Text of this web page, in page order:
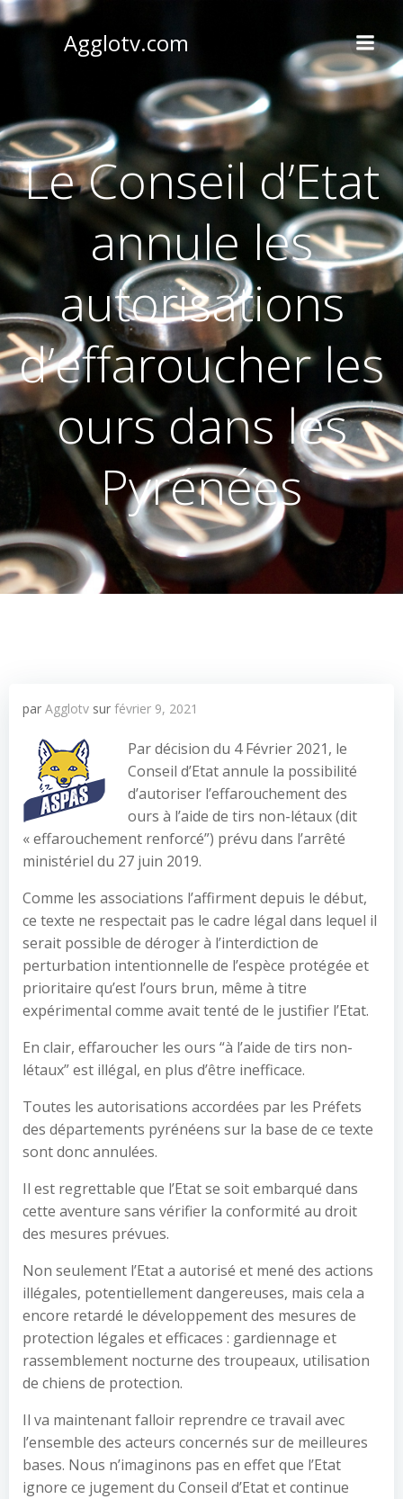
Agglotv.com
Le Conseil d’Etat
annule les
autorisations
d’effaroucher les
ours dans les
Pyrénées
par Agglotv sur février 9, 2021
Par décision du 4 Février 2021, le
Conseil d’Etat annule la possibilité
d’autoriser l’effarouchement des
ours à l’aide de tirs non-létaux (dit
« effarouchement renforcé”) prévu dans l’arrêté
ministériel du 27 juin 2019.
Comme les associations l’affirment depuis le début,
ce texte ne respectait pas le cadre légal dans lequel il
serait possible de déroger à l’interdiction de
perturbation intentionnelle de l’espèce protégée et
prioritaire qu’est l’ours brun, même à titre
expérimental comme avait tenté de le justifier l’Etat.
En clair, effaroucher les ours “à l’aide de tirs non-
létaux” est illégal, en plus d’être inefficace.
Toutes les autorisations accordées par les Préfets
des départements pyrénéens sur la base de ce texte
sont donc annulées.
Il est regrettable que l’Etat se soit embarqué dans
cette aventure sans vérifier la conformité au droit
des mesures prévues.
Non seulement l’Etat a autorisé et mené des actions
illégales, potentiellement dangereuses, mais cela a
encore retardé le développement des mesures de
protection légales et efficaces : gardiennage et
rassemblement nocturne des troupeaux, utilisation
de chiens de protection.
Il va maintenant falloir reprendre ce travail avec
l’ensemble des acteurs concernés sur de meilleures
bases. Nous n’imaginons pas en effet que l’Etat
ignore ce jugement du Conseil d’Etat et continue